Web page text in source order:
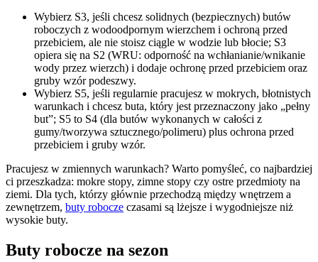
Wybierz S3, jeśli chcesz solidnych (bezpiecznych) butów
roboczych z wodoodpornym wierzchem i ochroną przed
przebiciem, ale nie stoisz ciągle w wodzie lub błocie; S3
opiera się na S2 (WRU: odporność na wchłanianie/wnikanie
wody przez wierzch) i dodaje ochronę przed przebiciem oraz
gruby wzór podeszwy.
Wybierz S5, jeśli regularnie pracujesz w mokrych, błotnistych
warunkach i chcesz buta, który jest przeznaczony jako „pełny
but”; S5 to S4 (dla butów wykonanych w całości z
gumy/tworzywa sztucznego/polimeru) plus ochrona przed
przebiciem i gruby wzór.
Pracujesz w zmiennych warunkach? Warto pomyśleć, co najbardziej
ci przeszkadza: mokre stopy, zimne stopy czy ostre przedmioty na
ziemi. Dla tych, którzy głównie przechodzą między wnętrzem a
zewnętrzem, buty robocze czasami są lżejsze i wygodniejsze niż
wysokie buty.
Buty robocze na sezon